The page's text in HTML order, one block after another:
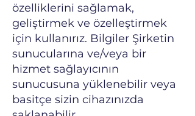
özelliklerini sağlamak,
geliştirmek ve özelleştirmek
için kullanırız. Bilgiler Şirketin
sunucularına ve/veya bir
hizmet sağlayıcının
sunucusuna yüklenebilir veya
basitçe sizin cihazınızda